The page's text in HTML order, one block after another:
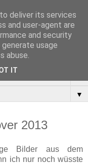
▼
2013
Bilder aus dem
ich nur noch wüsste
deliver its services
and user-agent are
and security
usage
abuse.
IT